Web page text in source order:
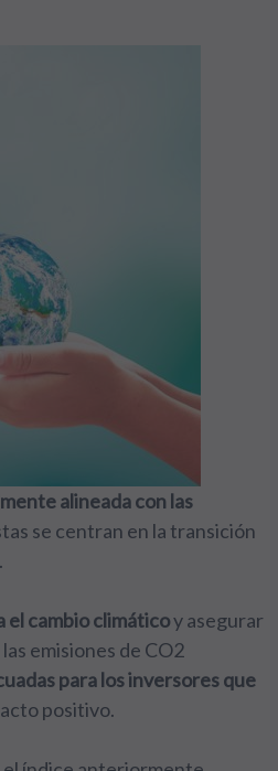
alineada con las
se centran en la transición
el cambio climáticoy asegurar
emisiones de CO2
para los inversores que
positivo.